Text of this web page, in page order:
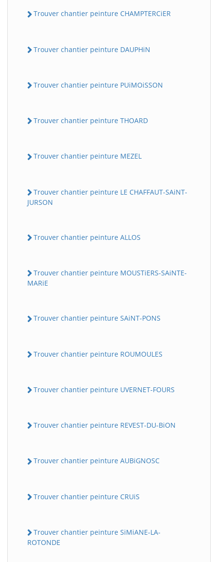
Trouver chantier peinture CHAMPTERCiER
Trouver chantier peinture DAUPHiN
Trouver chantier peinture PUiMOiSSON
Trouver chantier peinture THOARD
Trouver chantier peinture MEZEL
Trouver chantier peinture LE CHAFFAUT-SAiNT-
JURSON
Trouver chantier peinture ALLOS
Trouver chantier peinture MOUSTiERS-SAiNTE-
MARiE
Trouver chantier peinture SAiNT-PONS
Trouver chantier peinture ROUMOULES
Trouver chantier peinture UVERNET-FOURS
Trouver chantier peinture REVEST-DU-BiON
Trouver chantier peinture AUBiGNOSC
Trouver chantier peinture CRUiS
Trouver chantier peinture SiMiANE-LA-
ROTONDE